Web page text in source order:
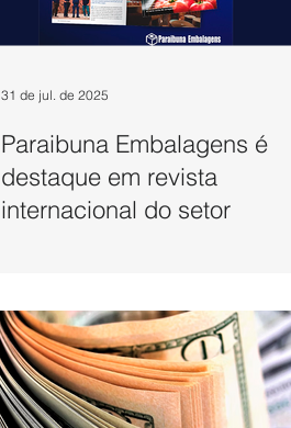
Paraibuna Embalagens é
destaque em revista
internacional do setor
31 de jul. de 2025